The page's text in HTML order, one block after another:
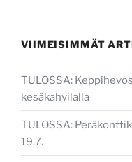
VIIMEISIMMÄT
TULOSSA:
kesäkahvilalla
TULOSSA:
19.7.